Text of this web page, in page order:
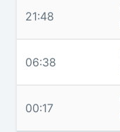
21:48
06:38
00:17